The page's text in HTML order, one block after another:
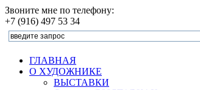
Звоните мне по телефону:
+7 (916) 497 53 34
ГЛАВНАЯ
О ХУДОЖНИКЕ
ВЫСТАВКИ